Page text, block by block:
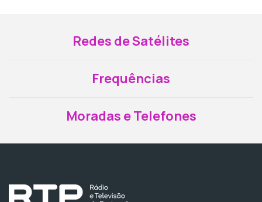
Redes de Satélites
Frequências
Moradas e Telefones